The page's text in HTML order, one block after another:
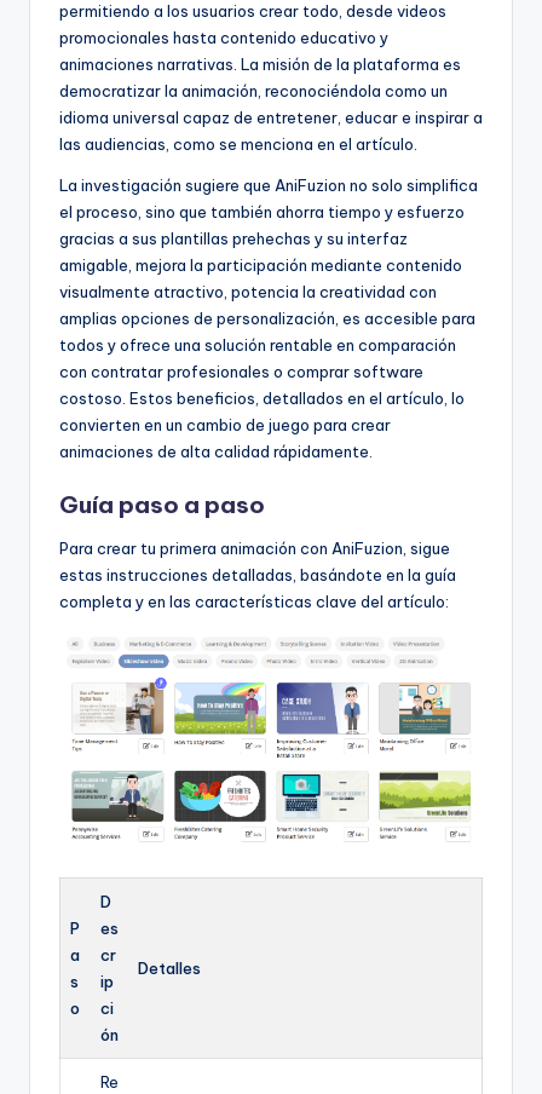
permitiendo a los usuarios crear todo, desde videos
promocionales hasta contenido educativo y
animaciones narrativas. La misión de la plataforma es
democratizar la animación, reconociéndola como un
idioma universal capaz de entretener, educar e inspirar a
las audiencias, como se menciona en el artículo.
La investigación sugiere que AniFuzion no solo simplifica
el proceso, sino que también ahorra tiempo y esfuerzo
gracias a sus plantillas prehechas y su interfaz
amigable, mejora la participación mediante contenido
visualmente atractivo, potencia la creatividad con
amplias opciones de personalización, es accesible para
todos y ofrece una solución rentable en comparación
con contratar profesionales o comprar software
costoso. Estos beneficios, detallados en el artículo, lo
convierten en un cambio de juego para crear
animaciones de alta calidad rápidamente.
Guía paso a paso
Para crear tu primera animación con AniFuzion, sigue
estas instrucciones detalladas, basándote en la guía
completa y en las características clave del artículo:
P
a
s
o
D
es
cr
ip
ci
ón
Detalles
Re